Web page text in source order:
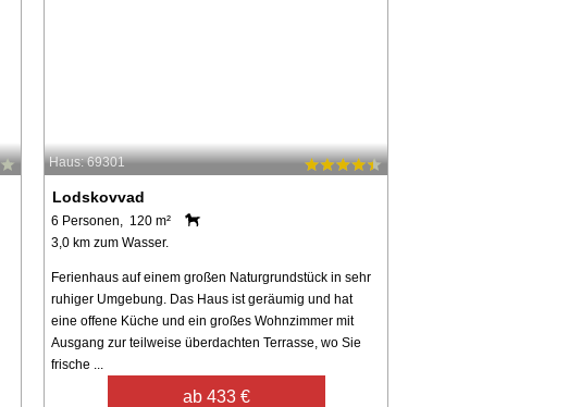
Haus: 69301
Lodskovvad
6 Personen, 120 m²
3,0 km zum Wasser.
Ferienhaus auf einem großen Naturgrundstück in sehr
ruhiger Umgebung. Das Haus ist geräumig und hat
eine offene Küche und ein großes Wohnzimmer mit
Ausgang zur teilweise überdachten Terrasse, wo Sie
frische ...
ab 433 €